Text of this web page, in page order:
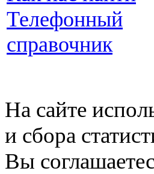
Телефонный
справочник
На сайте
и сбора
Вы